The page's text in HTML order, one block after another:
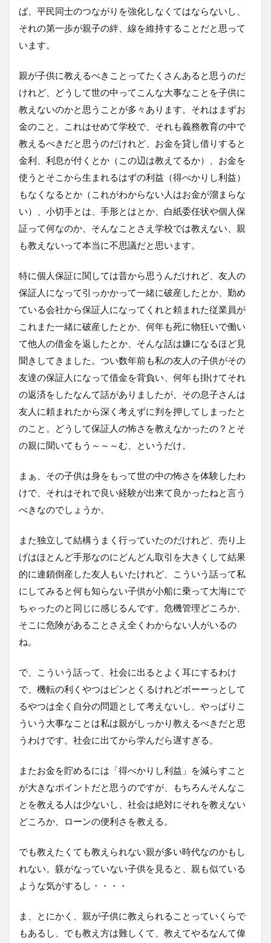
ば、平民同士のつながりを強化しなくてはならないし、
それの第一歩が親子の絆、線を維持することだと思って
います。
親が子供に教えるべきことってたくさんあると思うのだ
けれど、どうして世の中ってこんな大事なことを子供に
教えないのかと思うことが多々あります。それはまずお
金のこと。これはせめて学校で、それも義務教育の中で
教えるべきだと思うのだけれど、お金を貸し借りすると
金利、利息が付くとか（この辺は教えてるか）、お金を
使うとそこから生まれるはずの利益（得べかりし利益）
もなくなるとか（これがわからない人はお金が溜まらな
い）、小切手とは、手形とはとか、白紙委任状や個人保
証って何なのか、そんなことさえ学校では教えない、親
も教えないって本当に不思議だと思います。
特に個人保証に関しては昔から思うんだけれど、友人の
保証人になって引っかかって一緒に破産したとか、勤め
ている会社から保証人になってくれと頼まれた従業員が
これまた一緒に破産したとか、何年も死に物狂いで働い
て他人の借金を返したとか、そんな話は嫌になるほど見
聞きしてきました。つい数年前も私の友人の子供がその
友達の保証人になって借金を背負い、何年も掛けてそれ
の返済をしたなんて話がありましたが、その息子さんは
友人に頼まれたから深く考えずに判を押してしまったと
のこと。どうして保証人の怖さを教えなかったの？とそ
の親に聞いてもう～～～む、というだけ。
まぁ、その子供は身をもって世の中の怖さを体験したわ
けで、それはそれで良い経験が出来て良かったねと言う
べきなのでしょうか。
また独立して結構うまく行っていたのだけれど、売り上
げはほとんど手形なのにどんどん取引を大きくして結果
的に連鎖倒産した友人もいたけれど、こういう話って私
にしてみると何も知らない子供が小船に乗って大海にで
ちゃったのと同じに感じるんです。危機管理どころか、
そこに危険があることさえ全くわからない人がいるの
ね。
で、こういう話って、社会に出るとよく耳にするわけ
で、機転の利くやつはピンとくるけれどボーーっとして
るやつは全く自分の問題として考えないし、やっぱりこ
ういう大事なことは私は親がしっかり教えるべきだと思
うわけです。社会に出てから学んだら遅すぎる。
またお金を貯めるには「得べかりし利益」を減らすこと
が大きなポイントだと思うのですが、もちろんそんなこ
とを教える人は少ないし、社会は絶対にそれを教えない
どころか、ローンの便利さを教える。
でも教えたくても教えられない親が多い時代なのかもし
れない。躾がなっていない子供を見ると、親も似ている
ような気がするし・・・・
ま、とにかく、親が子供に教えられることっていくらで
もあるし、でも教え方は難しくて、教えてやるなんて偉